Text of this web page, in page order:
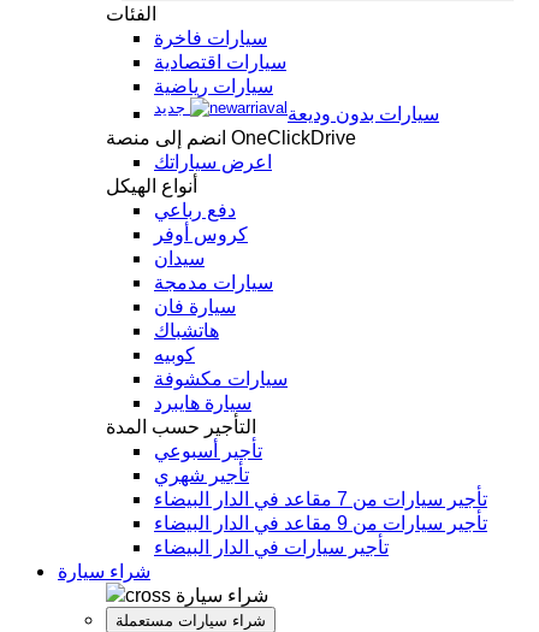
الفئات
سيارات فاخرة
سيارات اقتصادية
سيارات رياضية
سيارات بدون وديعة
جديد
انضم إلى منصة OneClickDrive
اعرض سياراتك
أنواع الهيكل
دفع رباعي
كروس أوفر
سيدان
سيارات مدمجة
سيارة فان
هاتشباك
كوبيه
سيارات مكشوفة
سيارة هايبرد
التأجير حسب المدة
تأجير أسبوعي
تأجير شهري
تأجير سيارات من 7 مقاعد في الدار البيضاء
تأجير سيارات من 9 مقاعد في الدار البيضاء
تأجير سيارات في الدار البيضاء
شراء سيارة
شراء سيارة
شراء سيارات مستعملة